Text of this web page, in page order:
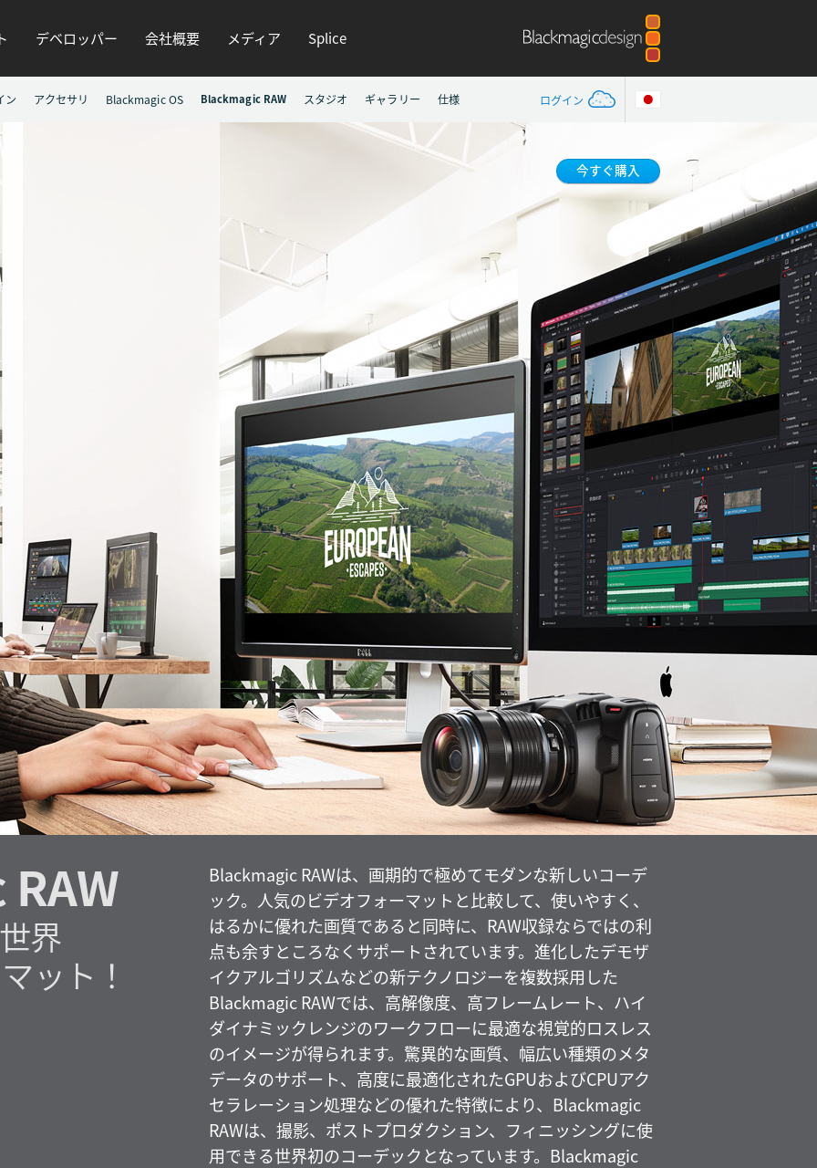
デベロッパー 会社概要 メディア Splice
ログイン
ン アクセサリ Blackmagic OS Blackmagic RAW スタジオ ギャラリー 仕様
今すぐ購入
界
ット！
Blackmagic RAWは、画期的で極めてモダンな新しいコーデ
ック。人気のビデオフォーマットと比較して、使いやすく、
はるかに優れた画質であると同時に、RAW収録ならではの利
点も余すところなくサポートされています。進化したデモザ
イクアルゴリズムなどの新テクノロジーを複数採用した
Blackmagic RAWでは、高解像度、高フレームレート、ハイ
ダイナミックレンジのワークフローに最適な視覚的ロスレス
のイメージが得られます。驚異的な画質、幅広い種類のメタ
データのサポート、高度に最適化されたGPUおよびCPUアク
セラレーション処理などの優れた特徴により、Blackmagic
RAWは、撮影、ポストプロダクション、フィニッシングに使
用できる世界初のコーデックとなっています。Blackmagic